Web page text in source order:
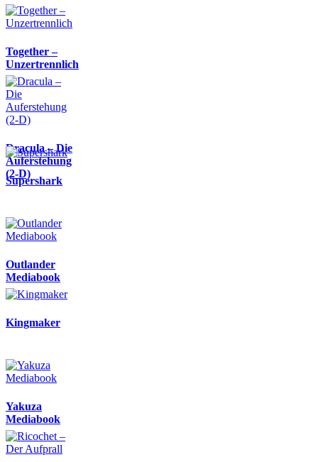
Together –
Unzertrennlich
Dracula – Die
Auferstehung
(2-D)
Supershark
Outlander
Mediabook
Kingmaker
Yakuza
Mediabook